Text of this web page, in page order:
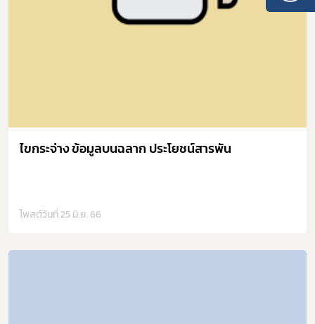
ไขกระจ่าง ข้อมูลบนฉลาก ประโยชน์สารพัน
โพสต์วันที่ 25 มิ.ย. 66